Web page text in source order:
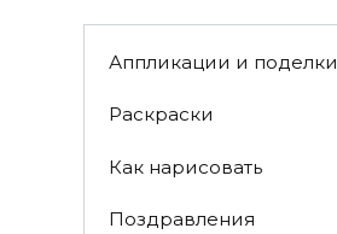
Аппликации и поделки
Раскраски
Как нарисовать
Поздравления